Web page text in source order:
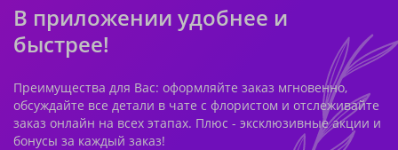
В приложении удобнее и
быстрее!
Преимущества для Вас: оформляйте заказ мгновенно,
обсуждайте все детали в чате с флористом и отслеживайте
заказ онлайн на всех этапах. Плюс - эксклюзивные акции и
бонусы за каждый заказ!